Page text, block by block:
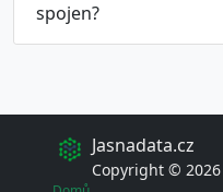
spojen?
Jasnadata.cz
Copyright © 2026